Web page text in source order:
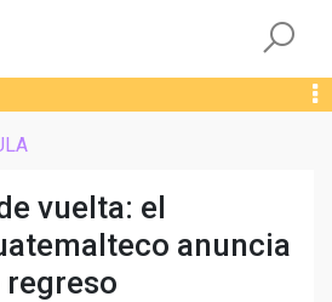
vuelta: el
anuncia
regreso